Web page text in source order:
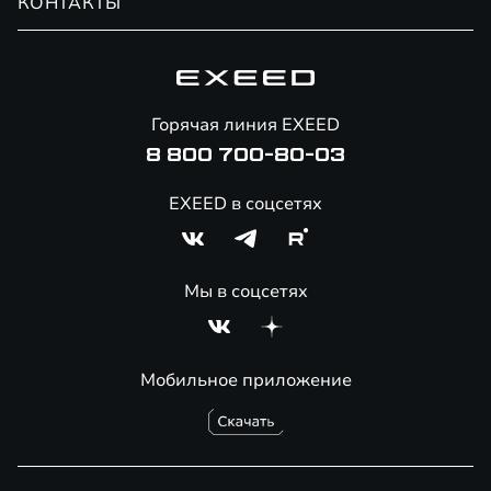
Помощь на дорогах
Мобильное приложение
Горячая линия EXEED
8 800 700-80-03
EXEED в соцсетях
Мы в соцсетях